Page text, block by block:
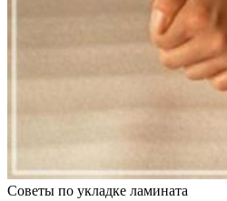
Советы по укладке ламината